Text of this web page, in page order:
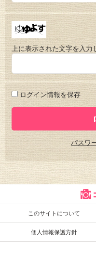
上に表示された文字を入力
ログイン情報を保存
パスワ
このサイトについて
個人情報保護方針